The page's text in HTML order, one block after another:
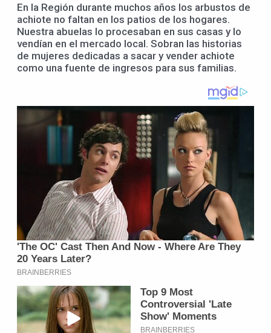
En la Región durante muchos años los arbustos de
achiote no faltan en los patios de los hogares.
Nuestra abuelas lo procesaban en sus casas y lo
vendían en el mercado local. Sobran las historias
de mujeres dedicadas a sacar y vender achiote
como una fuente de ingresos para sus familias.